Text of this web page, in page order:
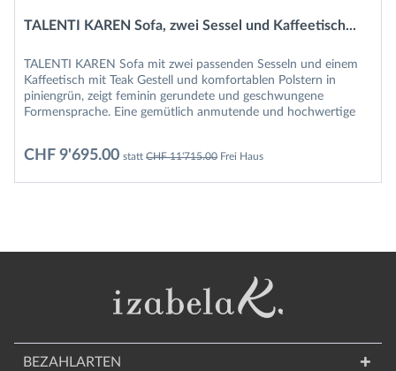
TALENTI KAREN Sofa, zwei Sessel und Kaffeetisch...
TALENTI KAREN Sofa mit zwei passenden Sesseln und einem
Kaffeetisch mit Teak Gestell und komfortablen Polstern in
piniengrün, zeigt feminin gerundete und geschwungene
Formensprache. Eine gemütlich anmutende und hochwertige
CHF 9'695.00 stattCHF 11'715.00Frei Haus
BEZAHLARTEN